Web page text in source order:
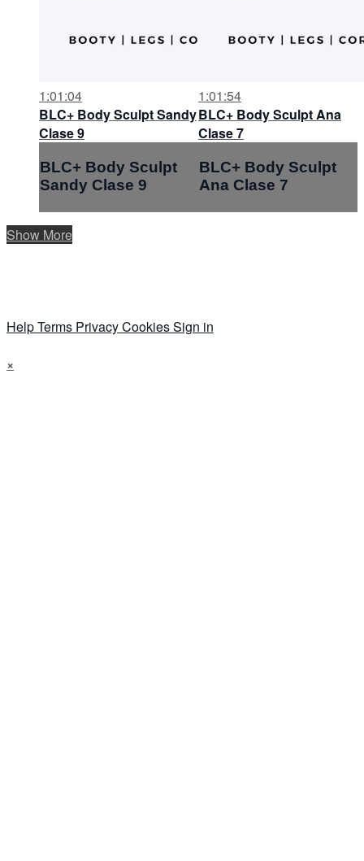
1:01:04
BLC+ Body Sculpt Sandy
Clase 9
BLC+ Body Sculpt
Sandy Clase 9
1:01:54
BLC+ Body Sculpt Ana
Clase 7
BLC+ Body Sculpt
Ana Clase 7
Show More
HelpTerms PrivacyCookiesSign in
×